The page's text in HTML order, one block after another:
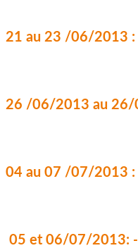
21 au 23 /06/2013 :
26 /06/2013 au 26/
04 au 07 /07/2013 :
05 et 06/07/2013: -